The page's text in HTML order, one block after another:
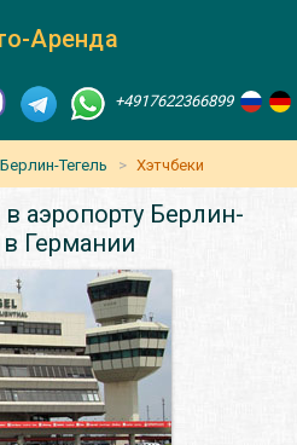
Аренда
+4917622366899
Тегель Хэтчбеки
в аэропорту Берлин-
Германии